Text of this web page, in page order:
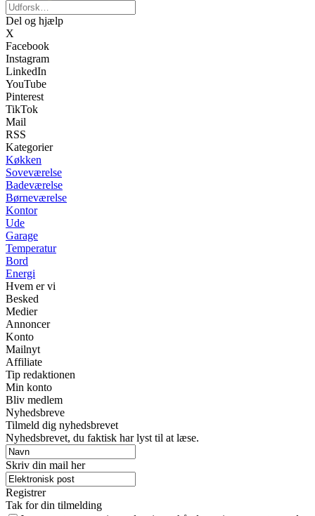
Del og hjælp
X
Facebook
Instagram
LinkedIn
YouTube
Pinterest
TikTok
Mail
RSS
Kategorier
Køkken
Soveværelse
Badeværelse
Børneværelse
Kontor
Ude
Garage
Temperatur
Bord
Energi
Hvem er vi
Besked
Medier
Annoncer
Konto
Mailnyt
Affiliate
Tip redaktionen
Min konto
Bliv medlem
Nyhedsbreve
Tilmeld dig nyhedsbrevet
Nyhedsbrevet, du faktisk har lyst til at læse.
Skriv din mail her
Registrer
Tak for din tilmelding